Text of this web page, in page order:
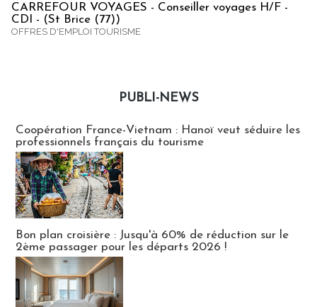
CARREFOUR VOYAGES - Conseiller voyages H/F -
CDI - (St Brice (77))
OFFRES D'EMPLOI TOURISME
PUBLI-NEWS
Coopération France-Vietnam : Hanoï veut séduire les
professionnels français du tourisme
Bon plan croisière : Jusqu'à 60% de réduction sur le
2ème passager pour les départs 2026 !